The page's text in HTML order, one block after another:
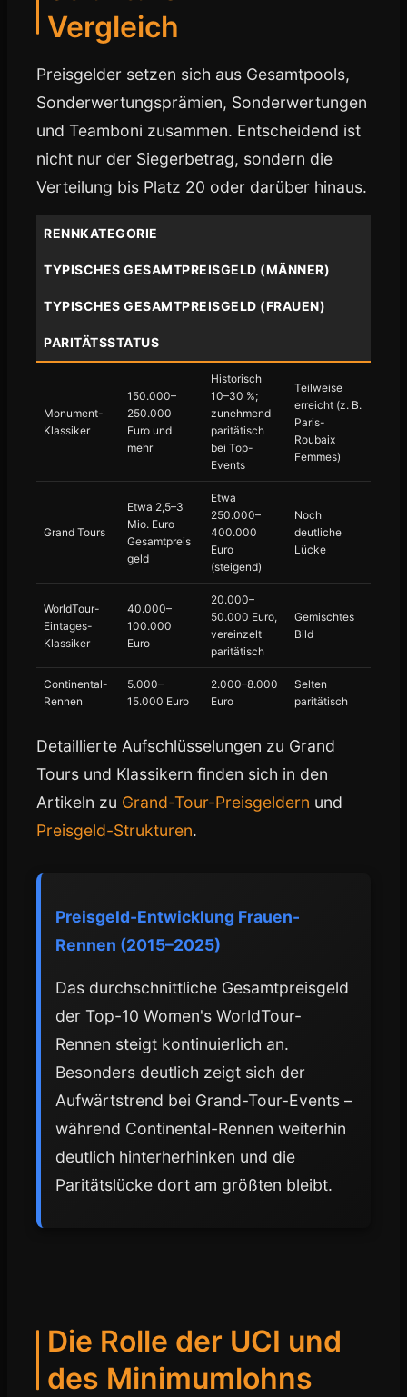
Vergleich
Preisgelder setzen sich aus Gesamtpools,
Sonderwertungsprämien, Sonderwertungen
und Teamboni zusammen. Entscheidend ist
nicht nur der Siegerbetrag, sondern die
Verteilung bis Platz 20 oder darüber hinaus.
RENNKATEGORIE
TYPISCHES GESAMTPREISGELD (MÄNNER)
TYPISCHES GESAMTPREISGELD (FRAUEN)
PARITÄTSSTATUS
Monument-
Klassiker
150.000–
250.000
Euro und
mehr
Historisch
10–30 %;
zunehmend
paritätisch
bei Top-
Events
Teilweise
erreicht (z. B.
Paris-
Roubaix
Femmes)
Grand Tours
Etwa 2,5–3
Mio. Euro
Gesamtpreis
geld
Etwa
250.000–
400.000
Euro
(steigend)
Noch
deutliche
Lücke
WorldTour-
Eintages-
Klassiker
40.000–
100.000
Euro
20.000–
50.000 Euro,
vereinzelt
paritätisch
Gemischtes
Bild
Continental-
Rennen
5.000–
15.000 Euro
2.000–8.000
Euro
Selten
paritätisch
Detaillierte Aufschlüsselungen zu Grand
Tours und Klassikern finden sich in den
Artikeln zu Grand-Tour-Preisgeldern und
Preisgeld-Strukturen.
Preisgeld-Entwicklung Frauen-
Rennen (2015–2025)
Das durchschnittliche Gesamtpreisgeld
der Top-10 Women's WorldTour-
Rennen steigt kontinuierlich an.
Besonders deutlich zeigt sich der
Aufwärtstrend bei Grand-Tour-Events –
während Continental-Rennen weiterhin
deutlich hinterherhinken und die
Paritätslücke dort am größten bleibt.
Die Rolle der UCI und
des Minimumlohns